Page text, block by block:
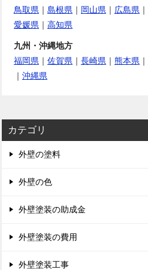
鳥取県 ｜ 島根県 ｜ 岡山県 ｜ 広島県 ｜
愛媛県 ｜ 高知県
九州・沖縄地方
福岡県 ｜ 佐賀県 ｜ 長崎県 ｜ 熊本県 ｜
｜ 沖縄県
カテゴリ
外壁の塗料
外壁の色
外壁塗装の助成金
外壁塗装の費用
外壁塗装工事